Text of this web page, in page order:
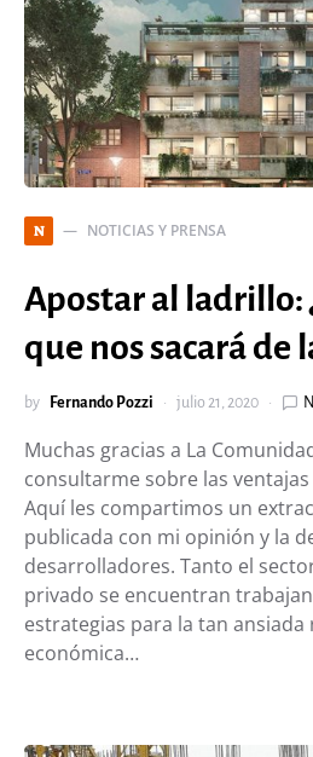
N NOTICIAS Y PRENSA
Apostar al ladrillo:
que nos sacará de
by Fernando Pozzi julio 21, 2020
Muchas gracias a La
consultarme sobre las
Aquí les compartimos un
publicada con mi opinión y la
desarrolladores. Tanto el
privado se encuentran
estrategias para la tan ansiada
económica…